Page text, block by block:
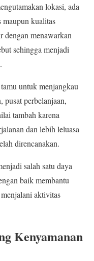
lokasi, ada
kualitas
dengan menawarkan
sehingga menjadi
untuk menjangkau
pusat perbelanjaan,
tambah karena
dan lebih leluasa
direncanakan.
salah satu daya
baik membantu
aktivitas
Kenyamanan